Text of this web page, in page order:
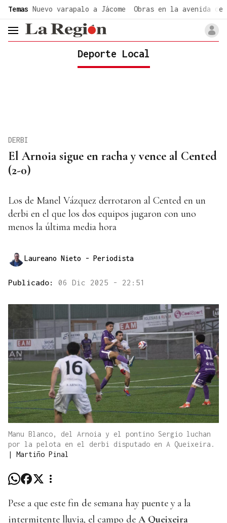
Temas Nuevo varapalo a Jácome Obras en la avenida de
header.menu.open
Deporte Local
El Arnoia sigue en racha y vence al Cented
(2-0)
DERBI
Los de Manel Vázquez derrotaron al Cented en un
derbi en el que los dos equipos jugaron con uno
menos la última media hora
Laureano Nieto - Periodista
Publicado: 06 Dic 2025 - 22:51
Manu Blanco, del Arnoia y el pontino Sergio luchan
por la pelota en el derbi disputado en A Queixeira.
| Martiño Pinal
Pese a que este fin de semana hay puente y a la
intermitente lluvia, el campo de A Queixeira